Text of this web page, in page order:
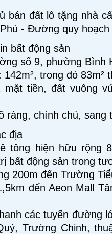
bán đất lô tặng nhà
- Đường quy
bất động sản
số 9, phường Bình
142m², trong đó 83m²
mặt tiền, đất vuông
ràng, chính chủ, sang
địa
tông hiện hữu rộng
bất động sản trong
200m đến Trường
đến Aeon Mall
các tuyến đường
Trường Chinh,